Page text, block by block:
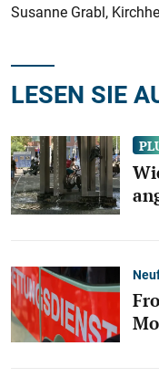
Susanne Grabl,
LESEN SIE